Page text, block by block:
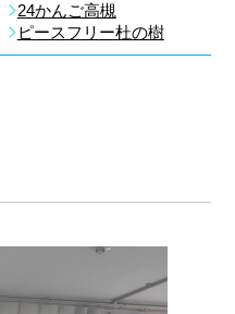
24かんご高槻
ピースフリー杜の樹